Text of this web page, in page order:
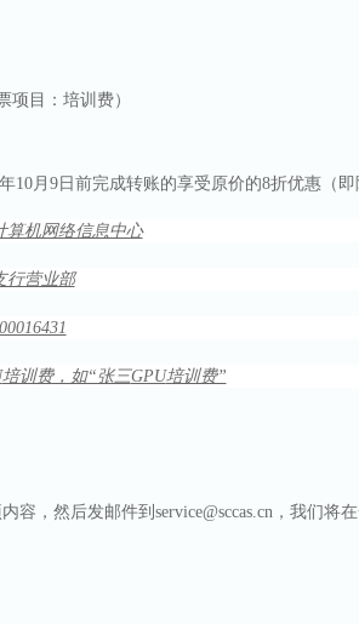
项目：培训费）
10月 9日前完成转账的享受原价的8折优惠（即
算机网络信息中心
行营业部
培训费，如“张三GPU培训费”
容，然后发邮件到 service@sccas.cn，我们将